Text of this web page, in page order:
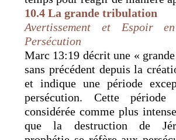
10.4 La grande tribulation
Avertissement et Espoir
Persécution
Marc 13:19 décrit une «
sans précédent depuis la
et indique une période
persécution. Cette
considérée comme plus
que la destruction de